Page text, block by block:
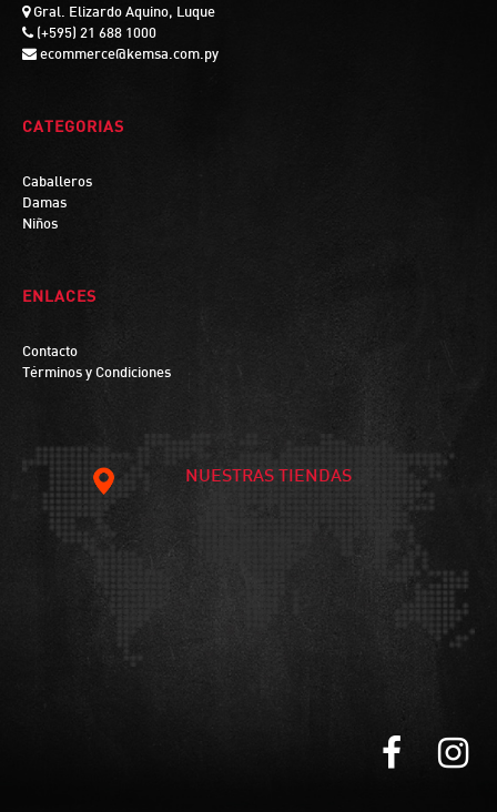
Gral. Elizardo Aquino, Luque
(+595) 21 688 1000
ecommerce@kemsa.com.py
CATEGORIAS
Caballeros
Damas
Niños
ENLACES
Contacto
Términos y Condiciones
NUESTRAS TIENDAS